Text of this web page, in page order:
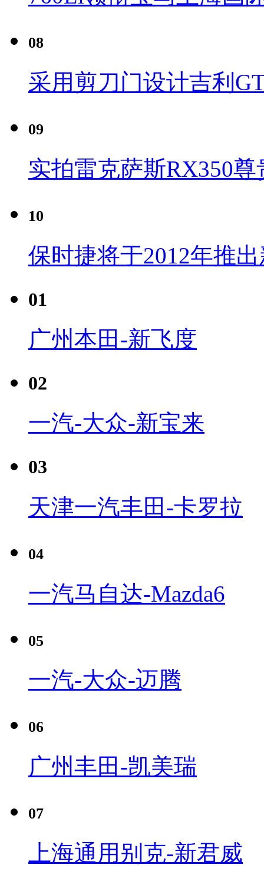
08
采用剪刀门设计吉利
09
实拍雷克萨斯RX350尊
10
保时捷将于2012年推
01
广州本田-新飞度
02
一汽-大众-新宝来
03
天津一汽丰田-卡罗拉
04
一汽马自达-Mazda6
05
一汽-大众-迈腾
06
广州丰田-凯美瑞
07
上海通用别克-新君威